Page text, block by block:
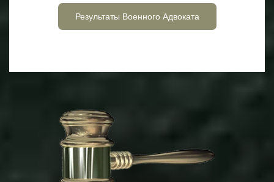
Результаты Военного Адвоката